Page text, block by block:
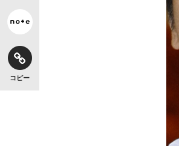
「クマが悪者扱い
コピー